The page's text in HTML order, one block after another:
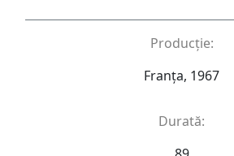
Producție:
Franța, 1967
Durată: